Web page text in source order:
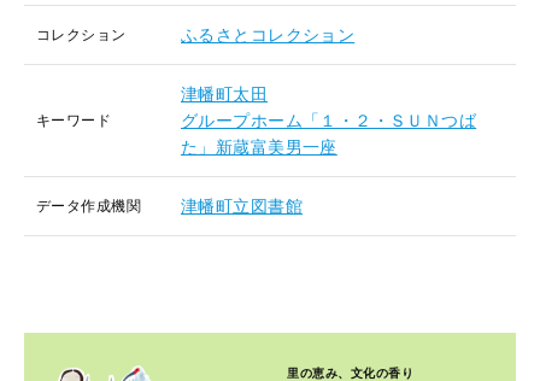
コレクション ふるさとコレクション
キーワード
津幡町太田
グループホーム「１・２・ＳＵＮつば
た」新蔵富美男一座
データ作成機関 津幡町立図書館
里の恵み、文化の香り